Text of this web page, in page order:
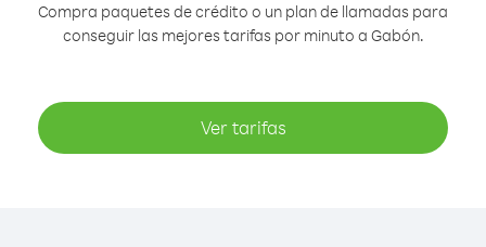
Compra paquetes de crédito o un plan de llamadas para
conseguir las mejores tarifas por minuto a Gabón.
Ver tarifas